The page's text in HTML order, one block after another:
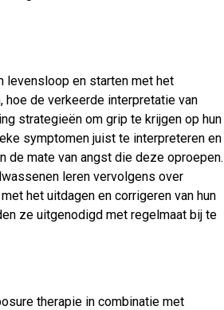
levensloop en starten met het
hoe de verkeerde interpretatie van
strategieën om grip te krijgen op hun
symptomen juist te interpreteren en
de mate van angst die deze oproepen.
leren vervolgens over
het uitdagen en corrigeren van hun
ze uitgenodigd met regelmaat bij te
therapie in combinatie met